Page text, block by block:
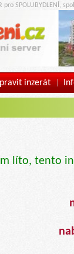
pro SPOLUBYDLENÍ,
inzerát |
líto, tento